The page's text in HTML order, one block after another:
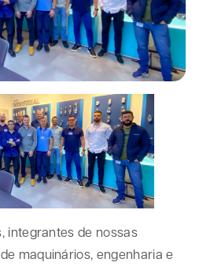
integrantes de nossas
maquinários, engenharia e